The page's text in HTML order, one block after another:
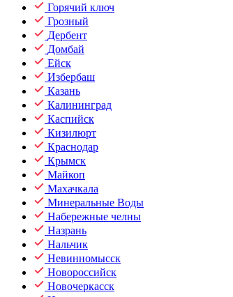
Горячий ключ
Грозный
Дербент
Домбай
Ейск
Избербаш
Казань
Калининград
Каспийск
Кизилюрт
Краснодар
Крымск
Майкоп
Махачкала
Минеральные Воды
Набережные челны
Назрань
Нальчик
Невинномысск
Новороссийск
Новочеркасск